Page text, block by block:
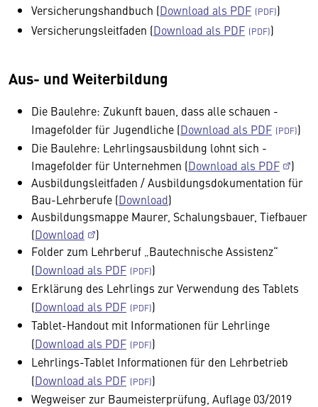
Versicherungshandbuch (Download als PDF
)
Versicherungsleitfaden (Download als PDF )
Aus- und Weiterbildung
Die Baulehre: Zukunft bauen, dass alle schauen -
Imagefolder für Jugendliche (Download als PDF
)
Die Baulehre: Lehrlingsausbildung lohnt sich -
Imagefolder für Unternehmen (Download als PDF
)
Ausbildungsleitfaden / Ausbildungsdokumentation für
Bau-Lehrberufe (Download)
Ausbildungsmappe Maurer, Schalungsbauer, Tiefbauer
(Download
)
Folder zum Lehrberuf „Bautechnische Assistenz“
(Download als PDF
)
Erklärung des Lehrlings zur Verwendung des Tablets
(Download als PDF
)
Tablet-Handout mit Informationen für Lehrlinge
(Download als PDF
)
Lehrlings-Tablet Informationen für den Lehrbetrieb
(Download als PDF
)
Wegweiser zur Baumeisterprüfung, Auflage 03/2019